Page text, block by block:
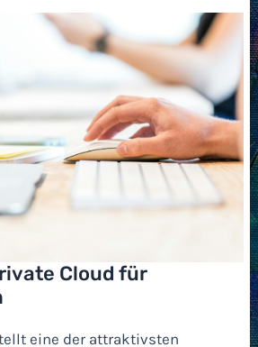
Cloud für
eine der attraktivsten